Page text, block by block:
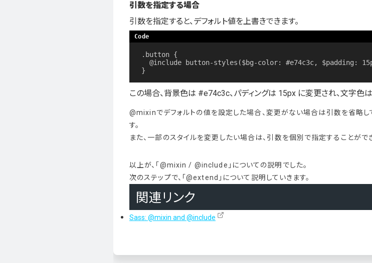
引数を指定する場合
引数を指定すると、デフォルト値を上書きできます。
.button {
}
この場合、背景色は #e74c3c、パディングは 15px に変更され、文字色
@mixinでデフォルトの値を設定した場合、変更がない場合は引数を省略
す。
また、一部のスタイルを変更したい場合は、引数を個別で指定することができ
以上が、「@mixin / @include」についての説明でした。
次のステップで、「@extend」について説明していきます。
関連リンク
Sass: @mixin and @include